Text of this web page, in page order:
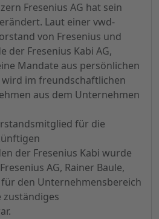
Fresenius AG hat sein
Laut einer vwd-
von Fresenius und
der Fresenius Kabi AG,
Mandate aus persönlichen
im freundschaftlichen
aus dem Unternehmen
für die
der Fresenius Kabi wurde
AG, Rainer Baule,
den Unternehmensbereich
zuständiges